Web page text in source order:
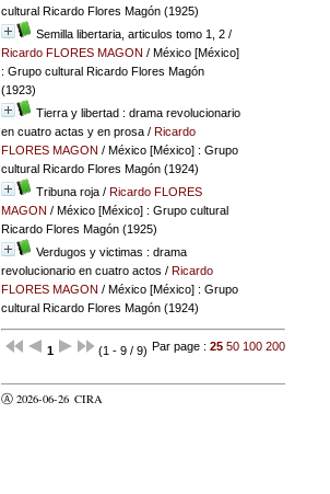
cultural Ricardo Flores Magón (1925)
Semilla libertaria, articulos tomo 1, 2/
Ricardo FLORES MAGON / México [México]
: Grupo cultural Ricardo Flores Magón
(1923)
Tierra y libertad : drama revolucionario
en cuatro actas y en prosa/ Ricardo
FLORES MAGON / México [México] : Grupo
cultural Ricardo Flores Magón (1924)
Tribuna roja/ Ricardo FLORES
MAGON / México [México] : Grupo cultural
Ricardo Flores Magón (1925)
Verdugos y victimas : drama
revolucionario en cuatro actos / Ricardo
FLORES MAGON / México [México] : Grupo
cultural Ricardo Flores Magón (1924)
1 (1 - 9 / 9) Par page : 25 50 100 200
Ⓐ 2026-06-26 CIRA